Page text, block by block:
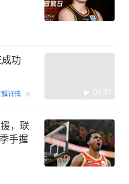
功
解详情 00:07
，联
手握